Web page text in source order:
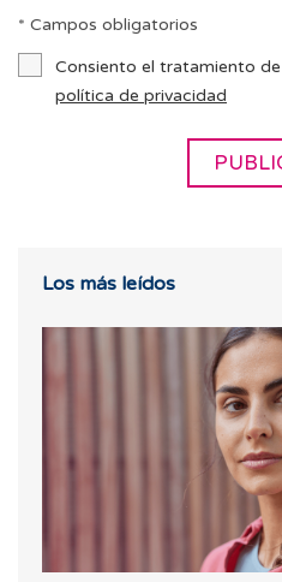
* Campos obligatorios
Consiento el tratamiento
política de privacidad
Los más leídos